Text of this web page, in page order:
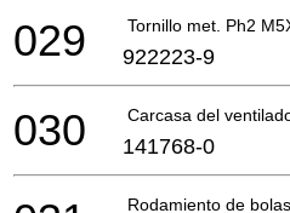
Tornillo met. Ph2
029 922223-9
Carcasa del
030 141768-0
Rodamiento de